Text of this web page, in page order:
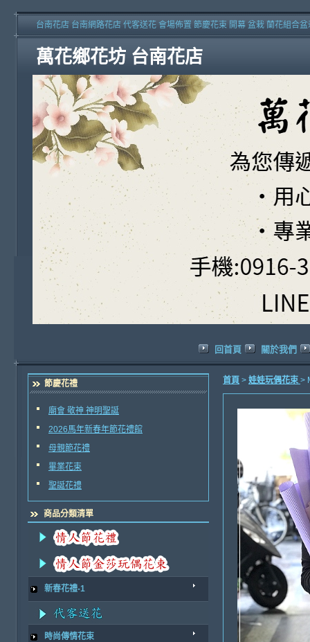
萬花鄉花坊 台南花店
台南花店 台南網路花店 代客送花 會場佈置 節慶花束 開幕 盆栽 蘭花組合
回首頁 關於我們
節慶花禮
廟會 敬神 神明聖誕
2026馬年新春年節花禮館
母親節花禮
畢業花束
聖誕花禮
商品分類清單
新春花禮-1
時尚傳情花束
首頁 > 娃娃玩偶花束 >